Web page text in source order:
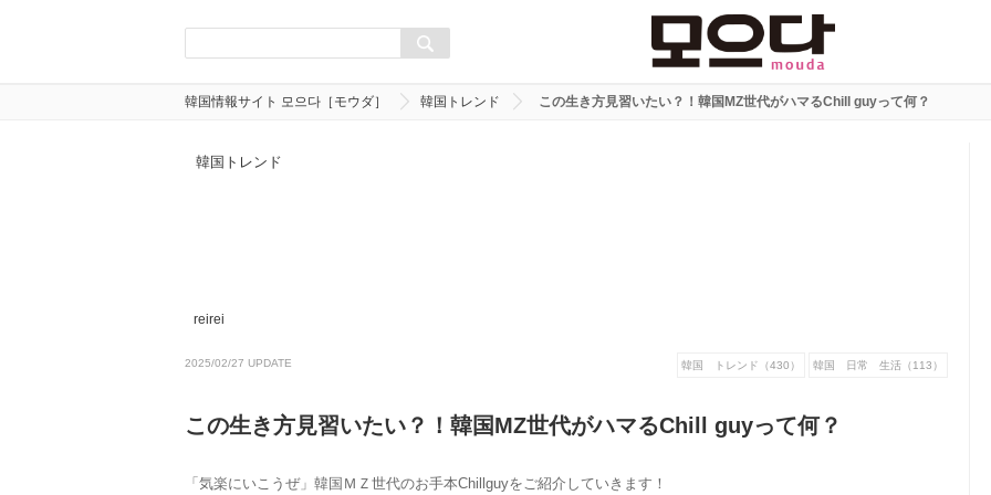
韓国情報サイト 모으다［モウダ］ 韓国トレンド この生き方見習いたい？！韓国MZ世代がハマるChill guyって何？
韓国トレンド
reirei
2025/02/27 UPDATE 韓国 トレンド（430） 韓国 日常 生活（113）
この生き方見習いたい？！韓国MZ世代がハマるChill guyって何？
「気楽にいこうぜ」韓国ＭＺ世代のお手本Chillguyをご紹介していきます！